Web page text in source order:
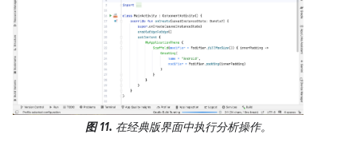
图 11. 在经典版界面中执行分析操作。